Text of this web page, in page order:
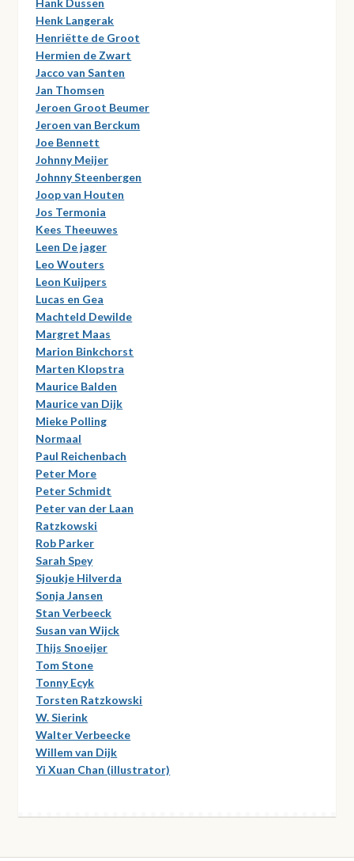
Henk Langerak
Henriëtte de Groot
Hermien de Zwart
Jacco van Santen
Jan Thomsen
Jeroen Groot Beumer
Jeroen van Berckum
Joe Bennett
Johnny Meijer
Johnny Steenbergen
Joop van Houten
Jos Termonia
Kees Theeuwes
Leen De jager
Leo Wouters
Leon Kuijpers
Lucas en Gea
Machteld Dewilde
Margret Maas
Marion Binkchorst
Marten Klopstra
Maurice Balden
Maurice van Dijk
Mieke Polling
Normaal
Paul Reichenbach
Peter More
Peter Schmidt
Peter van der Laan
Ratzkowski
Rob Parker
Sarah Spey
Sjoukje Hilverda
Sonja Jansen
Stan Verbeeck
Susan van Wijck
Thijs Snoeijer
Tom Stone
Tonny Ecyk
Torsten Ratzkowski
W. Sierink
Walter Verbeecke
Willem van Dijk
Yi Xuan Chan (illustrator)